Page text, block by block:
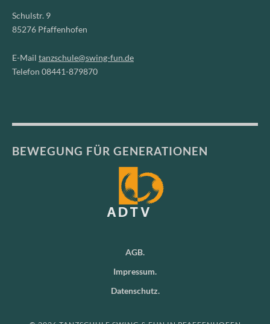
Schulstr. 9
85276 Pfaffenhofen
E-Mail tanzschule@swing-fun.de
Telefon 08441-879870
BEWEGUNG FÜR GENERATIONEN
AGB
Impressum
Datenschutz